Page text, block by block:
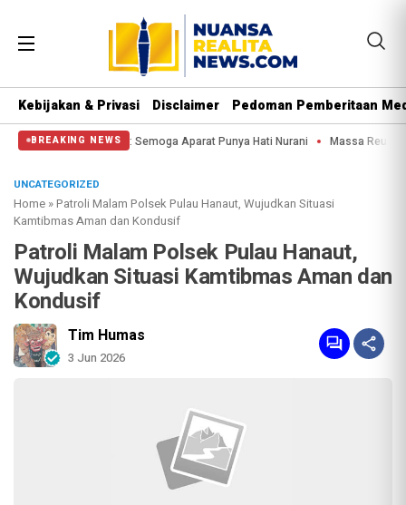
Kebijakan & Privasi Disclaimer Pedoman Pemberitaan
BREAKING NEWS
Kuda: Semoga Aparat Punya Hati Nurani Massa Reuni 212 Hanya Bisa
UNCATEGORIZED
Home »Patroli Malam Polsek Pulau Hanaut, Wujudkan Situasi
Kamtibmas Aman dan Kondusif
Patroli Malam Polsek Pulau Hanaut,
Wujudkan Situasi Kamtibmas Aman dan
Kondusif
Tim Humas
3 Jun 2026